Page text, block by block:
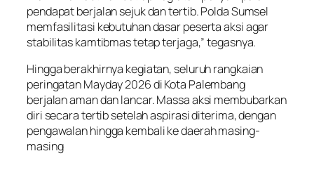
pendapat berjalan sejuk dan tertib. Polda Sumsel
memfasilitasi kebutuhan dasar peserta aksi agar
stabilitas kamtibmas tetap terjaga,” tegasnya.
Hingga berakhirnya kegiatan, seluruh rangkaian
peringatan Mayday 2026 di Kota Palembang
berjalan aman dan lancar. Massa aksi membubarkan
diri secara tertib setelah aspirasi diterima, dengan
pengawalan hingga kembali ke daerah masing-
masing